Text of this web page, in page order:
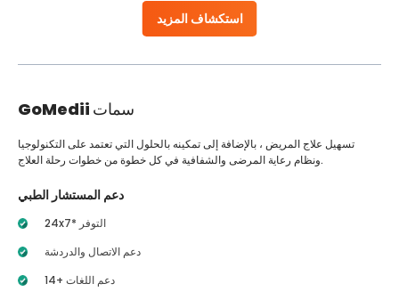
استكشاف المزيد
GoMedii سمات
تسهيل علاج المريض ، بالإضافة إلى تمكينه بالحلول التي تعتمد على التكنولوجيا
ونظام رعاية المرضى والشفافية في كل خطوة من خطوات رحلة العلاج.
دعم المستشار الطبي
24x7* التوفر
دعم الاتصال والدردشة
14+ دعم اللغات